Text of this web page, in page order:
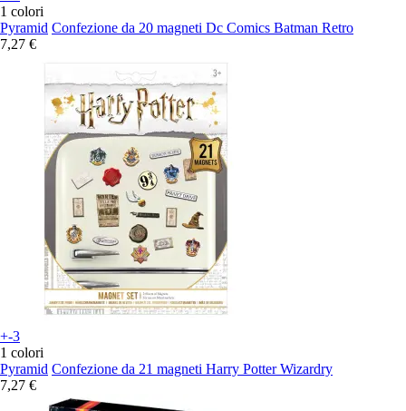
1 colori
Pyramid Confezione da 20 magneti Dc Comics Batman Retro
7,27 €
+-3
1 colori
Pyramid Confezione da 21 magneti Harry Potter Wizardry
7,27 €